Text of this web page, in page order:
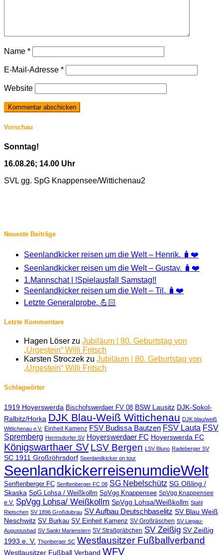
Name *
E-Mail-Adresse *
Website
Vorschau
Sonntag!
16.08.26; 14.00 Uhr
SVL gg. SpG Knappensee/Wittichenau2
Neueste Beiträge
Seenlandkicker reisen um die Welt – Henrik. 🧳❤️
Seenlandkicker reisen um die Welt – Gustav. 🧳❤️
1.Mannschat | !Spielausfall Samstag!!
Seenlandkicker reisen um die Welt – Til. 🧳❤️
Letzte Generalprobe. 💪🏻
Letzte Kommentare
Hagen Löser zu Jubiläum | 80. Geburtstag von
„Urgestein“ Willi Fritsch
Karsten Stroczek zu Jubiläum | 80. Geburtstag von
„Urgestein“ Willi Fritsch
Schlagwörter
1919 Hoyerswerda Bischofswerdaer FV 08 BSW Lausitz DJK-Sokol-
Ralbitz/Horka DJK Blau-Weiß Wittichenau DJK blau/weiß
Wittichenau e.V. Einheit Kamenz FSV Budissa Bautzen FSV Lauta FSV
Spremberg Hermsdorfer SV Hoyerswerdaer FC Hoyerswerda FC
Königswarthaer SV LSV Bergen LSV Bluno Radeberger SV
SC 1911 Großröhrsdorf Seenlandkicker on tour
SeenlandkickerreisenumdieWelt
Senftenberger FC Senftenberger FC 08 SG Nebelschütz SG Oßling /
Skaska SpG Lohsa / Weißkollm SpVgg Knappensee SpVgg Knappensee
e.V. SpVgg Lohsa/ Weißkollm SpVgg Lohsa/Weißkollm Stahl
Rietschen SV 1896 Großdubrau SV Aufbau Deutschbaselitz SV Blau Weiß
Neschwitz SV Burkau SV Einheit Kamenz SV Großräschen SV Liegau-
Augustusbad SV Sankt Marienstern SV Straßgräbchen SV Zeißig SV Zeißig
1993 e. V. Thonberger SC Westlausitzer Fußballverband
Westlausitzer Fußball Verband WFV